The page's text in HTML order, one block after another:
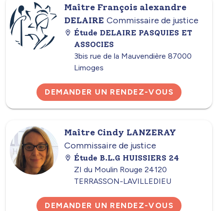
Maître François alexandre
DELAIRE Commissaire de justice
Étude DELAIRE PASQUIES ET
ASSOCIES
3bis rue de la Mauvendière 87000
Limoges
DEMANDER UN RENDEZ-VOUS
Maître Cindy LANZERAY
Commissaire de justice
Étude B.L.G HUISSIERS 24
ZI du Moulin Rouge 24120
TERRASSON-LAVILLEDIEU
DEMANDER UN RENDEZ-VOUS